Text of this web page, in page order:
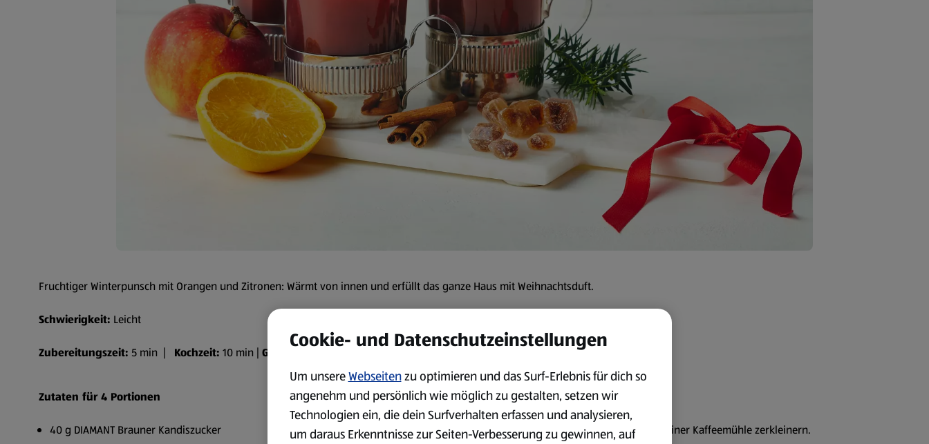
Fruchtiger Winterpunsch mit Orangen und Zitronen: Wärmt von innen und erfüllt das ganze Haus mit Weihnachtsduft.
Schwierigkeit: Leicht
Zubereitungszeit: 5 min | Kochzeit: 10 min | Gesamtzeit:
Zutaten für 4 Portionen
40 g DIAMANT Brauner Kandiszucker
Zubereitung
Den Kandiszucker in einem Mixer oder einer Kaffeemühle zerkleinern.
Cookie- und Datenschutzeinstellungen
Um unsereWebseitenzu optimieren und das Surf-Erlebnis für dich so
angenehm und persönlich wie möglich zu gestalten, setzen wir
Technologien ein, die dein Surfverhalten erfassen und analysieren,
um daraus Erkenntnisse zur Seiten-Verbesserung zu gewinnen, auf